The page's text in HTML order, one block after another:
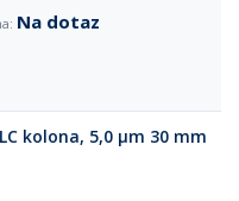
Na dotaz
kolona, 5,0 µm 30 mm